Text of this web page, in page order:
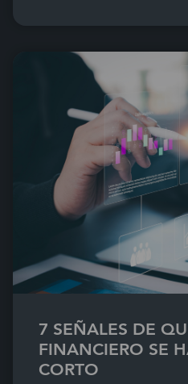
7 SEÑALES DE
FINANCIERO SE
CORTO